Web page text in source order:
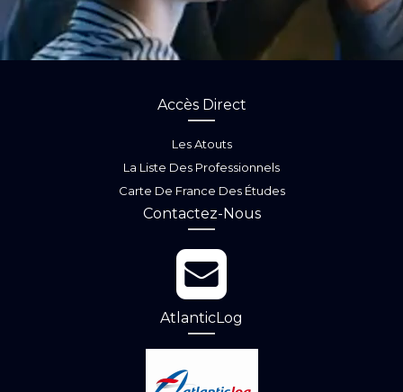
Accès Direct
Les Atouts
La Liste Des Professionnels
Carte De France Des Études
Contactez-Nous
AtlanticLog